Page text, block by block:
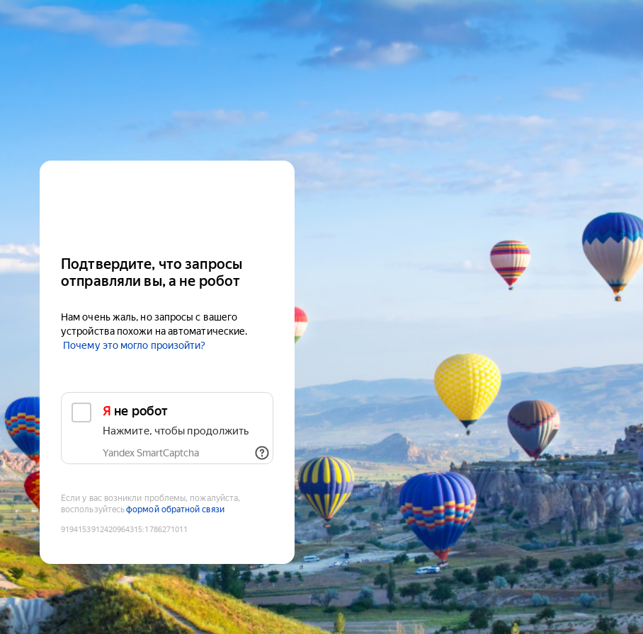
Подтвердите, что запросы
отправляли вы, а не робот
Нам очень жаль, но запросы с вашего
устройства похожи на автоматические.
Почему это могло произойти?
Я не робот
Нажмите, чтобы продолжить
Yandex SmartCaptcha
Если у вас возникли проблемы, пожалуйста,
воспользуйтесьформой обратной связи
9194153912420964315:1786271011